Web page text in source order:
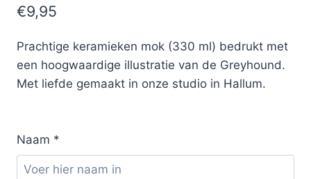
€9,95
Prachtige keramieken mok (330 ml) bedrukt met
een hoogwaardige illustratie van de Greyhound.
Met liefde gemaakt in onze studio in Hallum.
Naam *